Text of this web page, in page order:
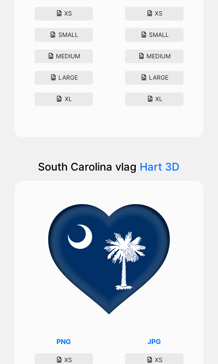
XS
SMALL
MEDIUM
LARGE
XL
XS
SMALL
MEDIUM
LARGE
XL
South Carolina vlag Hart 3D
PNG
XS
JPG
XS